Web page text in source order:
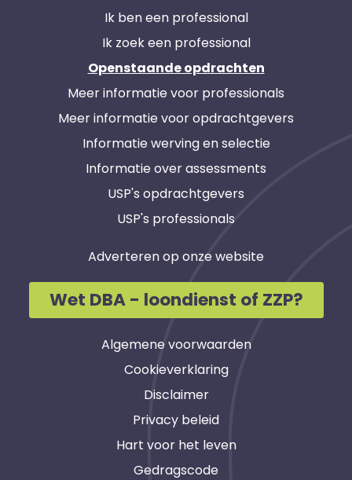
Ik ben een professional
Ik zoek een professional
Openstaande opdrachten
Meer informatie voor professionals
Meer informatie voor opdrachtgevers
Informatie werving en selectie
Informatie over assessments
USP's opdrachtgevers
USP's professionals
Adverteren op onze website
Wet DBA - loondienst of ZZP?
Algemene voorwaarden
Cookieverklaring
Disclaimer
Privacy beleid
Hart voor het leven
Gedragscode